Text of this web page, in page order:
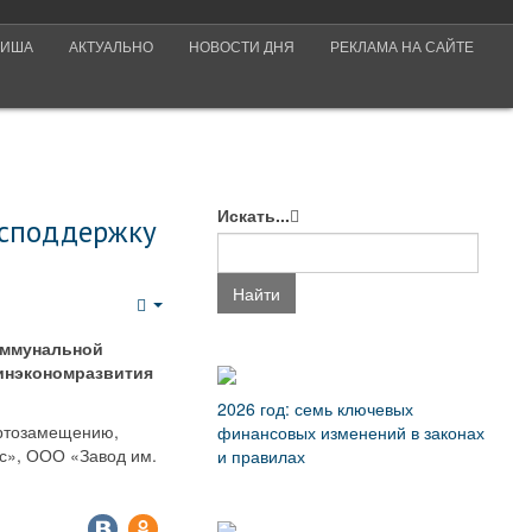
АКТУАЛЬНО НОВОСТИ ДНЯ РЕКЛАМА НА САЙТЕ
ООО «Завод им.
Искать...
Найти
2026 год: семь ключевых
финансовых изменений в законах
и правилах